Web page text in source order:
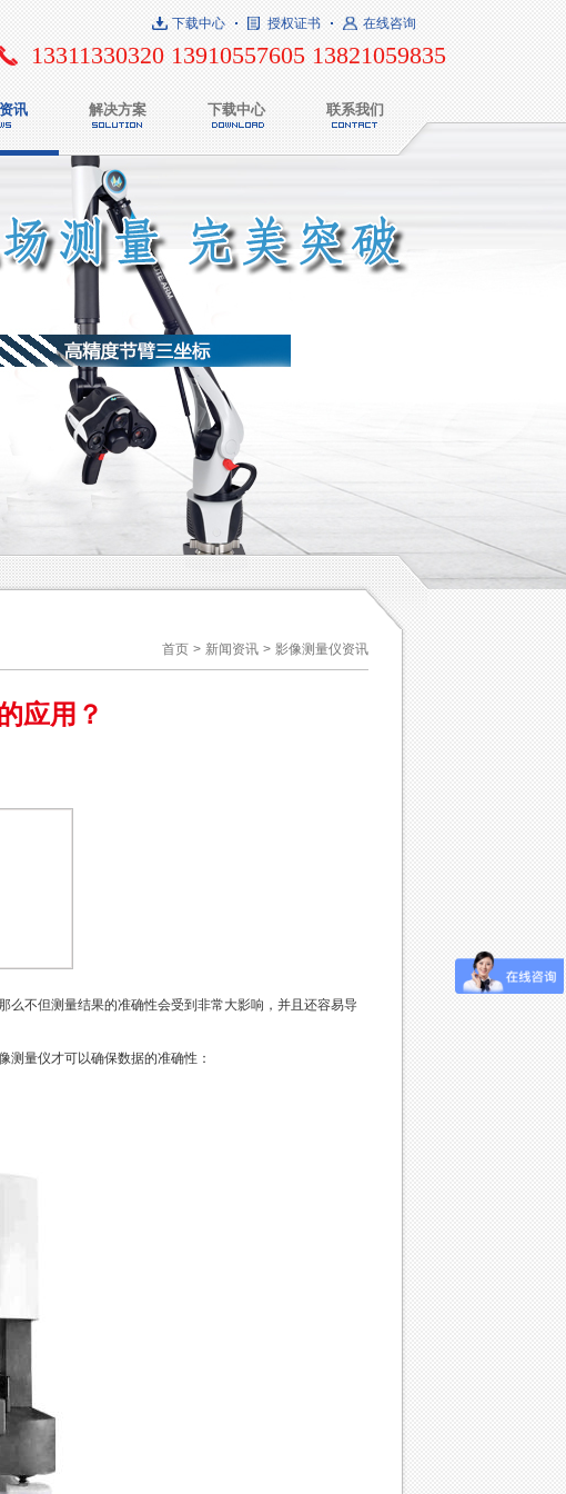
在线咨询
授权证书
下载中心
13311330320 13910557605 13821059835
讯 解决方案 下载中心 联系我们
首页 > 新闻资讯 > 影像测量仪资讯
应用？
不但测量结果的准确性会受到非常大影响，并且还容易导
量仪才可以确保数据的准确性：